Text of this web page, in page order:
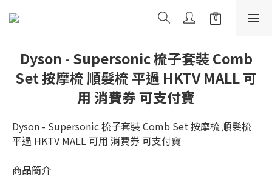
Dyson - Supersonic 梳子套裝 Comb
Set 按摩梳 順髮梳 平過 HKTV MALL 可
用 消費券 可支付寶
Dyson - Supersonic 梳子套裝 Comb Set 按摩梳 順髮梳
平過 HKTV MALL 可用 消費券 可支付寶
商品簡介